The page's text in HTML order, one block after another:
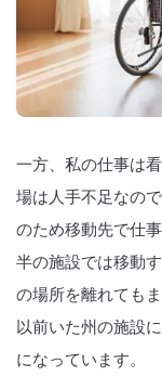
一方、私の仕事は
場は人手不足なの
のため移動先で仕
半の施設では移動
の場所を離れても
以前いた州の施設
になっています。